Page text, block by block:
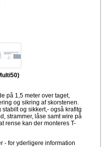
på 1,5 meter over taget,
og sikring af skorstenen.
og sikkert,- også krafitg
strammer, låse samt wire på
rense kan der monteres T-
- for yderligere information